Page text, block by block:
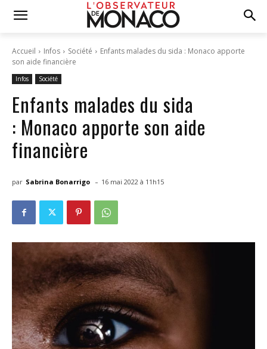
Accueil Infos Société
Enfants malades du sida : Monaco apporte
son aide financière
Infos Société
Enfants malades du sida
: Monaco apporte son aide
financière
par Sabrina Bonarrigo - 16 mai 2022 à 11h15